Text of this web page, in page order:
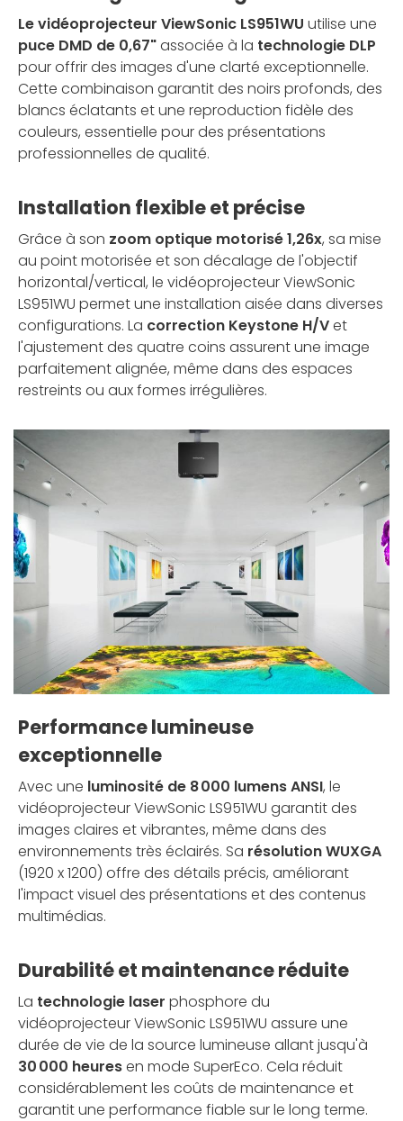
Le vidéoprojecteur ViewSonic LS951WU utilise une
puce DMD de 0,67"associée à la technologie DLP
pour offrir des images d'une clarté exceptionnelle.
Cette combinaison garantit des noirs profonds, des
blancs éclatants et une reproduction fidèle des
couleurs, essentielle pour des présentations
professionnelles de qualité.
Installation flexible et précise
Grâce à son zoom optique motorisé 1,26x, sa mise
au point motorisée et son décalage de l'objectif
horizontal/vertical, le vidéoprojecteur ViewSonic
LS951WU permet une installation aisée dans diverses
configurations. La correction Keystone H/Vet
l'ajustement des quatre coins assurent une image
parfaitement alignée, même dans des espaces
restreints ou aux formes irrégulières.
Performance lumineuse
exceptionnelle
Avec une luminosité de 8 000 lumens ANSI, le
vidéoprojecteur ViewSonic LS951WU garantit des
images claires et vibrantes, même dans des
environnements très éclairés. Sa résolution WUXGA
(1920 x 1200) offre des détails précis, améliorant
l'impact visuel des présentations et des contenus
multimédias.
Durabilité et maintenance réduite
La technologie laser phosphore du
vidéoprojecteur ViewSonic LS951WU assure une
durée de vie de la source lumineuse allant jusqu'à
30 000 heuresen mode SuperEco. Cela réduit
considérablement les coûts de maintenance et
garantit une performance fiable sur le long terme.